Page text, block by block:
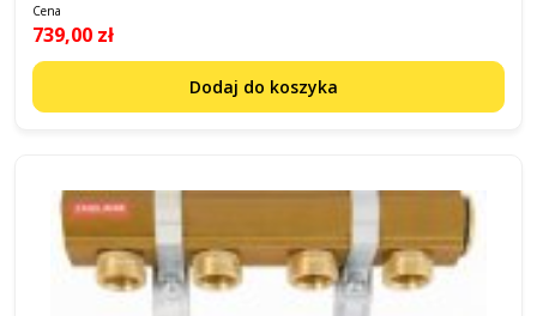
Cena
739,00 zł
Dodaj do koszyka